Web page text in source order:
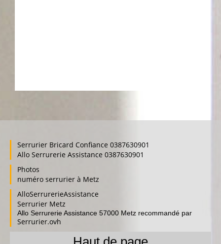
Serrurier Bricard Confiance 0387630901
Allo Serrurerie Assistance 0387630901
Photos
numéro serrurier à Metz
AlloSerrurerieAssistance
Serrurier Metz
Allo Serrurerie Assistance 57000 Metz recommandé par
Serrurier.ovh